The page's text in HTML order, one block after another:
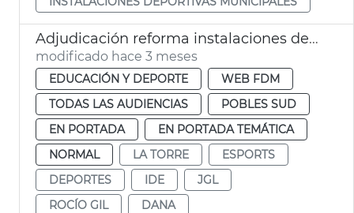
Adjudicación reforma instalaciones deportivas la Torre València
modificado hace 3 meses
EDUCACIÓN Y DEPORTE
WEB FDM
TODAS LAS AUDIENCIAS
POBLES SUD
EN PORTADA
EN PORTADA TEMÁTICA
NORMAL
LA TORRE
ESPORTS
DEPORTES
IDE
JGL
ROCÍO GIL
DANA